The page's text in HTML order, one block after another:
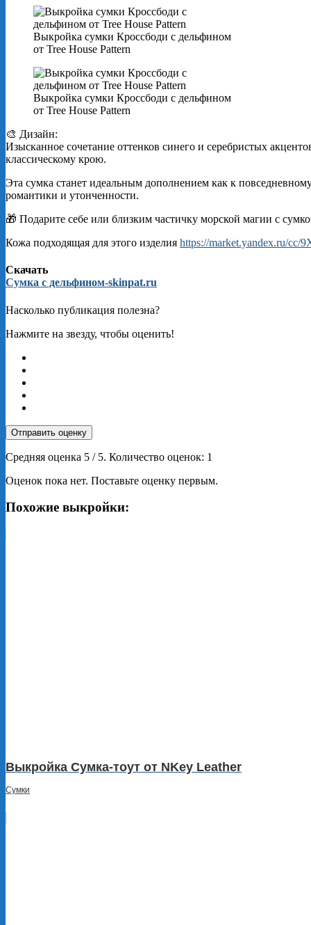
Выкройка сумки Кроссбоди с дельфином
от Tree House Pattern
Выкройка сумки Кроссбоди с дельфином
от Tree House Pattern
🎨 Дизайн:
Изысканное сочетание оттенков синего и серебристых
классическому крою.
Эта сумка станет идеальным дополнением как к
романтики и утонченности.
🎁 Подарите себе или близким частичку морской магии с
Кожа подходящая для этого изделия https://market.yandex.ru/cc/
Скачать
Сумка с дельфином-skinpat.ru
Насколько публикация полезна?
Нажмите на звезду, чтобы оценить!
Отправить оценку
Средняя оценка 5 / 5. Количество оценок: 1
Оценок пока нет. Поставьте оценку первым.
Похожие выкройки:
Выкройка Сумка-тоут от NKey Leather
Сумки